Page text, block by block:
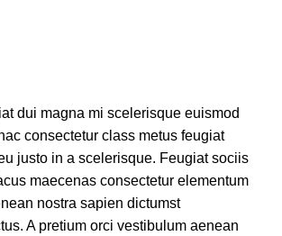
dui magna mi scelerisque euismod
consectetur class metus feugiat
justo in a scelerisque. Feugiat sociis
maecenas consectetur elementum
nostra sapien dictumst
A pretium orci vestibulum aenean